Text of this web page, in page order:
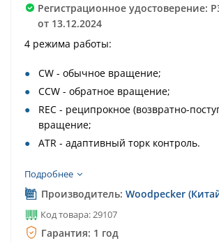
Регистрационное удостоверение:
от 13.12.2024
4 режима работы:
CW - обычное вращение;
CCW - обратное вращение;
REC - реципрокное (возвратно-
вращение;
ATR - адаптивный торк контроль.
Подробнее
Производитель: Woodpecker
Код товара: 29107
Гарантия: 1 год